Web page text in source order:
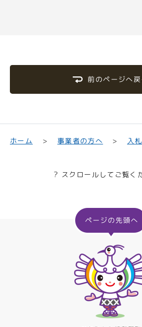
前のページへ戻
ホーム 事業者の方へ 入
? スクロールしてご覧く